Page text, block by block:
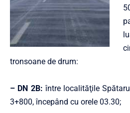
tronsoane de drum:
– DN 2B: între localităţile
3+800, începând cu orele 03.30;